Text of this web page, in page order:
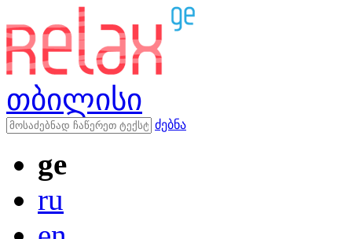
თბილისი
ძებნა
ge
ru